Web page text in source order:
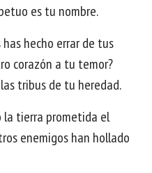
es tu nombre.
has hecho errar de tus
corazón a tu temor?
tribus de tu heredad.
la tierra prometida el
enemigos han hollado